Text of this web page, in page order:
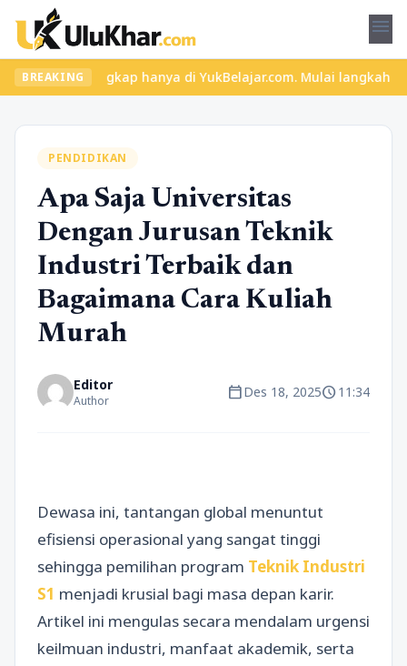
menu
BREAKING
hanya di YukBelajar.com. Mulai langkah suksesmu
PENDIDIKAN
Apa Saja Universitas
Dengan Jurusan Teknik
Industri Terbaik dan
Bagaimana Cara Kuliah
Murah
Editor
Author calendar_todayDes 18, 2025schedule11:34
Dewasa ini, tantangan global menuntut
efisiensi operasional yang sangat tinggi
sehingga pemilihan program Teknik Industri
S1 menjadi krusial bagi masa depan karir.
Artikel ini mengulas secara mendalam urgensi
keilmuan industri, manfaat akademik, serta